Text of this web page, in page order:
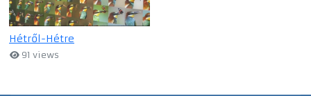
Hétről-Hétre
91 views